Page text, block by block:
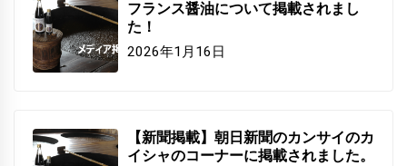
フランス醤油について掲載されまし
た！
2026年1月16日
【新聞掲載】朝日新聞のカンサイのカ
イシャのコーナーに掲載されました。